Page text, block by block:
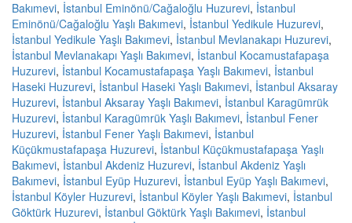
Bakımevi, İstanbul Eminönü/Cağaloğlu Huzurevi, İstanbul
Eminönü/Cağaloğlu Yaşlı Bakımevi, İstanbul Yedikule Huzurevi,
İstanbul Yedikule Yaşlı Bakımevi, İstanbul Mevlanakapı Huzurevi,
İstanbul Mevlanakapı Yaşlı Bakımevi, İstanbul Kocamustafapaşa
Huzurevi, İstanbul Kocamustafapaşa Yaşlı Bakımevi, İstanbul
Haseki Huzurevi, İstanbul Haseki Yaşlı Bakımevi, İstanbul Aksaray
Huzurevi, İstanbul Aksaray Yaşlı Bakımevi, İstanbul Karagümrük
Huzurevi, İstanbul Karagümrük Yaşlı Bakımevi, İstanbul Fener
Huzurevi, İstanbul Fener Yaşlı Bakımevi, İstanbul
Küçükmustafapaşa Huzurevi, İstanbul Küçükmustafapaşa Yaşlı
Bakımevi, İstanbul Akdeniz Huzurevi, İstanbul Akdeniz Yaşlı
Bakımevi, İstanbul Eyüp Huzurevi, İstanbul Eyüp Yaşlı Bakımevi,
İstanbul Köyler Huzurevi, İstanbul Köyler Yaşlı Bakımevi, İstanbul
Göktürk Huzurevi, İstanbul Göktürk Yaşlı Bakımevi, İstanbul